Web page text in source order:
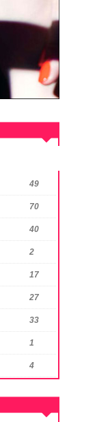
49
70
40
2
17
27
33
1
4